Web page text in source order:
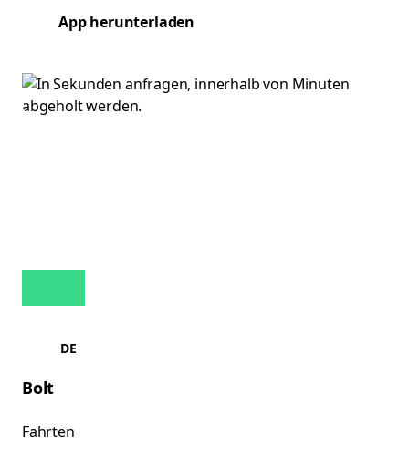
App herunterladen
DE
Bolt
Fahrten